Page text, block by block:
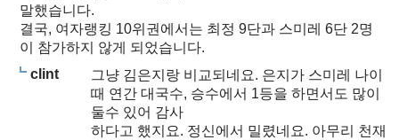
말했습니다.
결국, 여자랭킹 10위권에서는 최정 9단과 스미레 6단 2명
이 참가하지 않게 되었습니다.
clint
그냥 김은지랑 비교되네요. 은지가 스미레 나이
때 연간 대국수, 승수에서 1등을 하면서도 많이
둘수 있어 감사
하다고 했지요. 정신에서 밀렸네요. 아무리 천재